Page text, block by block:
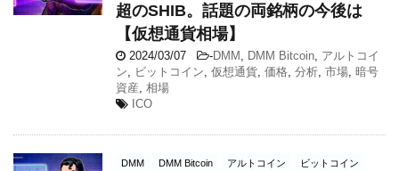
超のSHIB。話題の両銘柄の今後は
【仮想通貨相場】
2024/03/07 -DMM DMM Bitcoin アルトコイ
ン
ビットコイン 仮想通貨 価格 分析 市場 暗号
資産 相場
ICO
DMM DMM Bitcoin アルトコイン ビットコイン